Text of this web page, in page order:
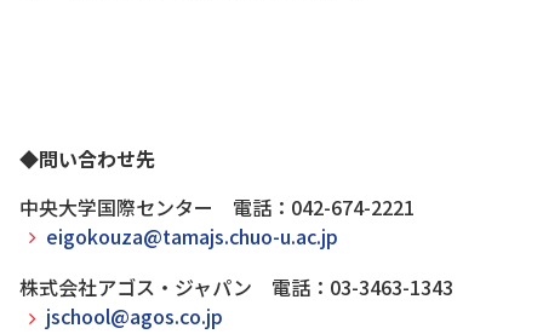
◆問い合わせ先
中央大学国際センター 電話：042-674-2221
eigokouza@tamajs.chuo-u.ac.jp
株式会社アゴス・ジャパン 電話：03-3463-1343
jschool@agos.co.jp